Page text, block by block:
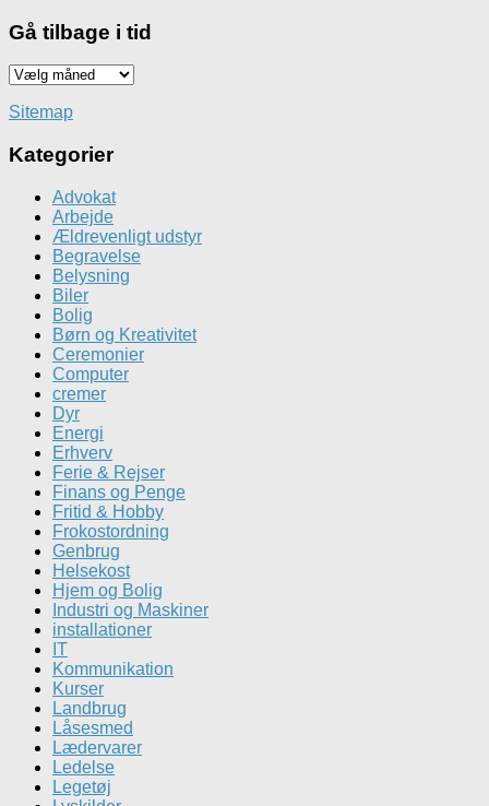
Gå tilbage i tid
Gå
iSitemap
Kategorier
Advokat
Arbejde
Ældrevenligt udstyr
Begravelse
Belysning
Biler
Bolig
Børn og Kreativitet
Ceremonier
Computer
cremer
Dyr
Energi
Erhverv
Ferie & Rejser
Finans og Penge
Fritid & Hobby
Frokostordning
Genbrug
Helsekost
Hjem og Bolig
Industri og Maskiner
installationer
IT
Kommunikation
Kurser
Landbrug
Låsesmed
Lædervarer
Ledelse
Legetøj